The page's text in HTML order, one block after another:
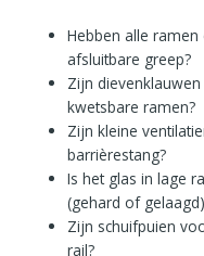
Hebben alle
afsluitbare greep?
Zijn
kwetsbare ramen?
Zijn kleine
barrièrestang?
Is het glas in lage
(gehard of
Zijn schuifpuien
rail?